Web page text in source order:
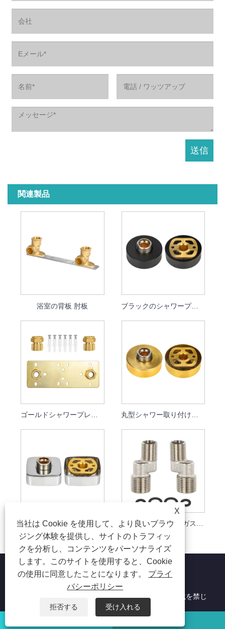
関連製品
浴室の背板 肘板 ブラックのシャワープレート
角型シャワー取り付けキット 3/8×1/2 バスシューガスケット
X
当社は Cookie を使用して、より良いブラウ
ジング体験を提供し、サイトのトラフィッ
クを分析し、コンテンツをパーソナライズ
します。このサイトを使用すると、Cookie
の使用に同意したことになります。 プライ
バシーポリシー
拒否する
受け入れる
著作権 © 2026 寧波明大海陳金属生産有限公司無断転載を禁じ